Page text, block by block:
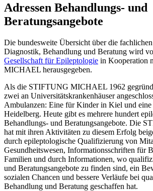
Adressen Behandlungs- und
Beratungsangebote
Die bundesweite Übersicht über die
Diagnostik, Behandlung und Beratung wird
Gesellschaft für Epileptologie in Kooperation
MICHAEL herausgegeben.
Als die STIFTUNG MICHAEL 1962
zwei an Universitätskrankenhäuser
Ambulanzen: Eine für Kinder in Kiel und eine
Heidelberg. Heute gibt es mehrere hundert
Behandlungs- und Beratungsangebote. Die
hat mit ihren Aktivitäten zu diesem Erfolg
durch epileptologische Qualifizierung von
Gesundheitswesen, Informationsschriften für
Familien und durch Informationen, wo
und Beratungsangebote zu finden sind, ein
sozialen Chancen und bessere Verläufe bei
Behandlung und Beratung geschaffen hat.